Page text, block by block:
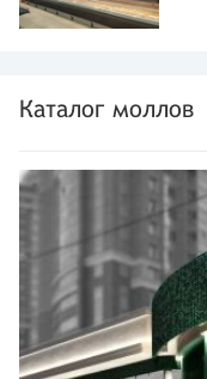
Каталог моллов